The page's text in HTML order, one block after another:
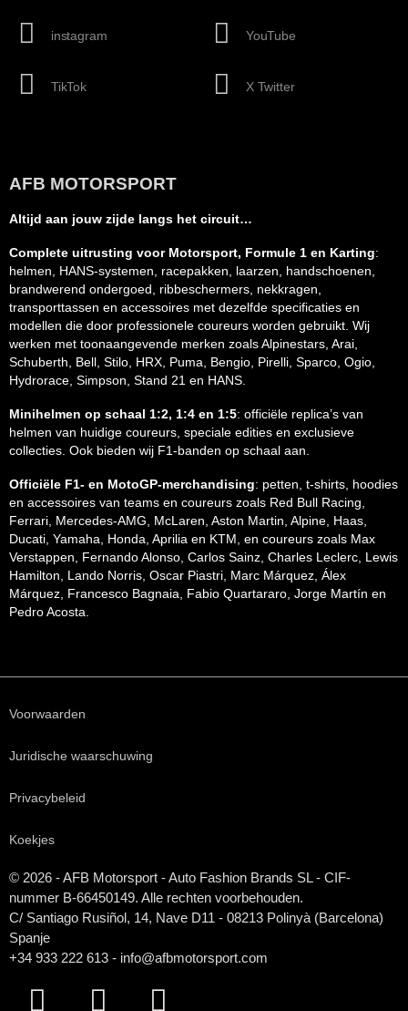
instagram
TikTok
YouTube
X Twitter
AFB MOTORSPORT
Altijd aan jouw zijde langs het circuit…
Complete uitrusting voor Motorsport, Formule 1 en Karting:
helmen, HANS-systemen, racepakken, laarzen, handschoenen,
brandwerend ondergoed, ribbeschermers, nekkragen,
transporttassen en accessoires met dezelfde specificaties en
modellen die door professionele coureurs worden gebruikt. Wij
werken met toonaangevende merken zoals Alpinestars, Arai,
Schuberth, Bell, Stilo, HRX, Puma, Bengio, Pirelli, Sparco, Ogio,
Hydrorace, Simpson, Stand 21 en HANS.
Minihelmen op schaal 1:2, 1:4 en 1:5: officiële replica’s van
helmen van huidige coureurs, speciale edities en exclusieve
collecties. Ook bieden wij F1-banden op schaal aan.
Officiële F1- en MotoGP-merchandising: petten, t-shirts, hoodies
en accessoires van teams en coureurs zoals Red Bull Racing,
Ferrari, Mercedes-AMG, McLaren, Aston Martin, Alpine, Haas,
Ducati, Yamaha, Honda, Aprilia en KTM, en coureurs zoals Max
Verstappen, Fernando Alonso, Carlos Sainz, Charles Leclerc, Lewis
Hamilton, Lando Norris, Oscar Piastri, Marc Márquez, Álex
Márquez, Francesco Bagnaia, Fabio Quartararo, Jorge Martín en
Pedro Acosta.
Voorwaarden
Juridische waarschuwing
Privacybeleid
Koekjes
© 2026 - AFB Motorsport - Auto Fashion Brands SL- CIF-
nummer B-66450149. Alle rechten voorbehouden.
C/ Santiago Rusiñol, 14, Nave D11 - 08213 Polinyà (Barcelona)
Spanje
+34 933 222 613 - info@afbmotorsport.com